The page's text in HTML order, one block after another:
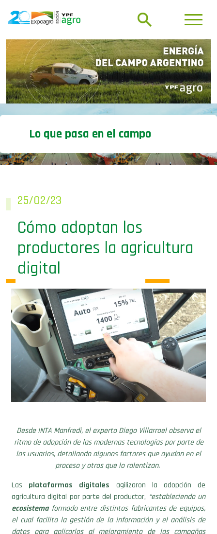
Lo que pasa en el campo
productores la agricultura
digital
ritmo de adopción de las modernas tecnologías por parte de
los usuarios, detallando algunos factores que ayudan en el
proceso y otros que lo ralentizan.
plataformas digitalesagilizaron la adopción de
agricultura digital por parte del productor,
“estableciendo un
ecosistemaformado entre distintos fabricantes de equipos,
el cual facilita la gestión de la información y el análisis de
datos para aplicarlos al mejoramiento de las campañas
siguientes”, afirma Diego Villarroel, un estudioso de la